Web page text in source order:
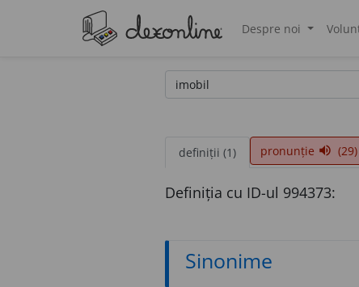
Despre noi
definiții (1) pronunție volume_up (29)
Definiția cu ID-ul 994373:
Sinonime